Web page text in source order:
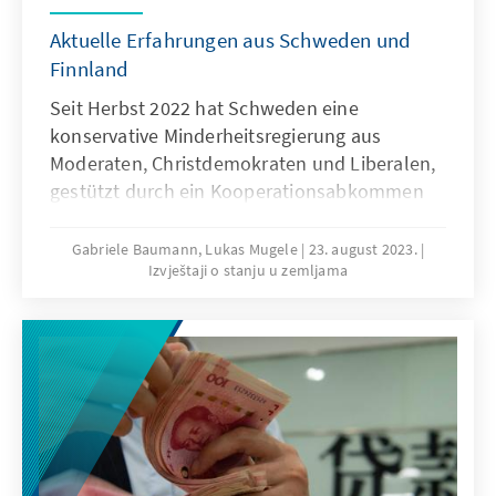
die fünftgrößte Volkswirtschaft der Welt ist?
Aktuelle Erfahrungen aus Schweden und
Finnland
Seit Herbst 2022 hat Schweden eine
konservative Minderheitsregierung aus
Moderaten, Christdemokraten und Liberalen,
gestützt durch ein Kooperationsabkommen
Schwedendemokraten (SD), das sogenannte
„Tidöavtalet“. Auch wenn die
Kriminalitätsbekämpfung, dem Ausbau von
Atomkraft sowie bei Wirtschafts- und
Budgetfragen zu funktionieren scheint, nimmt
die Schärfe an Rhetorik der SD zu Schwedens
Rolle in der EU, zur Migration und dem Islam
zu. Obwohl die Schwedendemokraten offiziell
Gabriele Baumann, Lukas Mugele 23. august 2023.
Izvještaji o stanju u zemljama